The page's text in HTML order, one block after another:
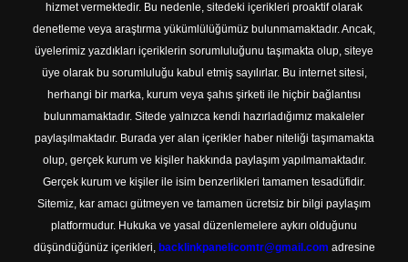
hizmet vermektedir. Bu nedenle, sitedeki içerikleri proaktif olarak
denetleme veya araştırma yükümlülüğümüz bulunmamaktadır. Ancak,
üyelerimiz yazdıkları içeriklerin sorumluluğunu taşımakta olup, siteye
üye olarak bu sorumluluğu kabul etmiş sayılırlar. Bu internet sitesi,
herhangi bir marka, kurum veya şahıs şirketi ile hiçbir bağlantısı
bulunmamaktadır. Sitede yalnızca kendi hazırladığımız makaleler
paylaşılmaktadır. Burada yer alan içerikler haber niteliği taşımamakta
olup, gerçek kurum ve kişiler hakkında paylaşım yapılmamaktadır.
Gerçek kurum ve kişiler ile isim benzerlikleri tamamen tesadüfidir.
Sitemiz, kar amacı gütmeyen ve tamamen ücretsiz bir bilgi paylaşım
platformudur. Hukuka ve yasal düzenlemelere aykırı olduğunu
düşündüğünüz içerikleri, backlinkpanelicomtr@gmail.com adresine